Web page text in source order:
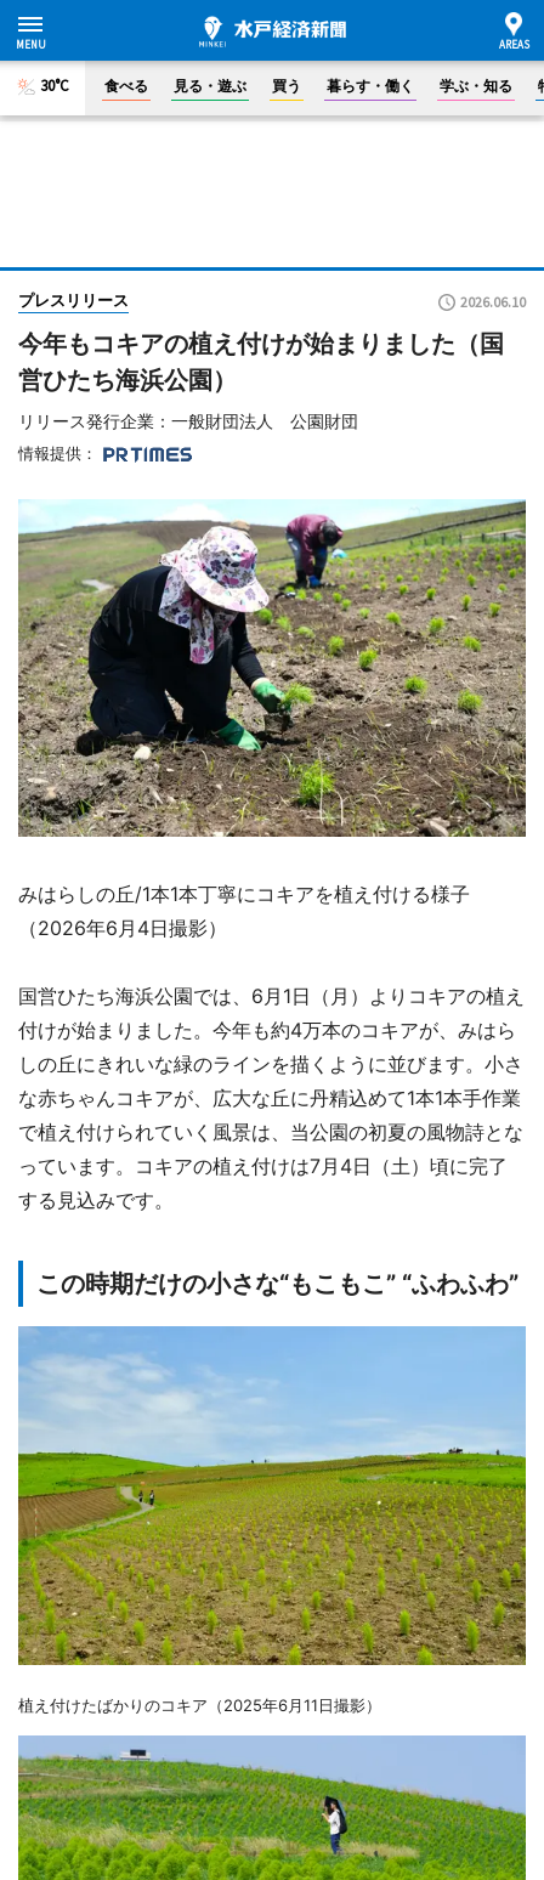
30°C 食べる 見る・遊ぶ 買う 暮らす・働く 学ぶ・知る
プレスリリース 2026.06.10
今年もコキアの植え付けが始まりました（国
営ひたち海浜公園）
リリース発行企業：一般財団法人 公園財団
情報提供：
みはらしの丘/1本1本丁寧にコキアを植え付ける様子
（2026年6月4日撮影）
国営ひたち海浜公園では、6月1日（月）よりコキアの植え
付けが始まりました。今年も約4万本のコキアが、みはら
しの丘にきれいな緑のラインを描くように並びます。小さ
な赤ちゃんコキアが、広大な丘に丹精込めて1本1本手作業
で植え付けられていく風景は、当公園の初夏の風物詩とな
っています。コキアの植え付けは7月4日（土）頃に完了
する見込みです。
この時期だけの小さな“もこもこ” “ふわふわ”
植え付けたばかりのコキア（2025年6月11日撮影）